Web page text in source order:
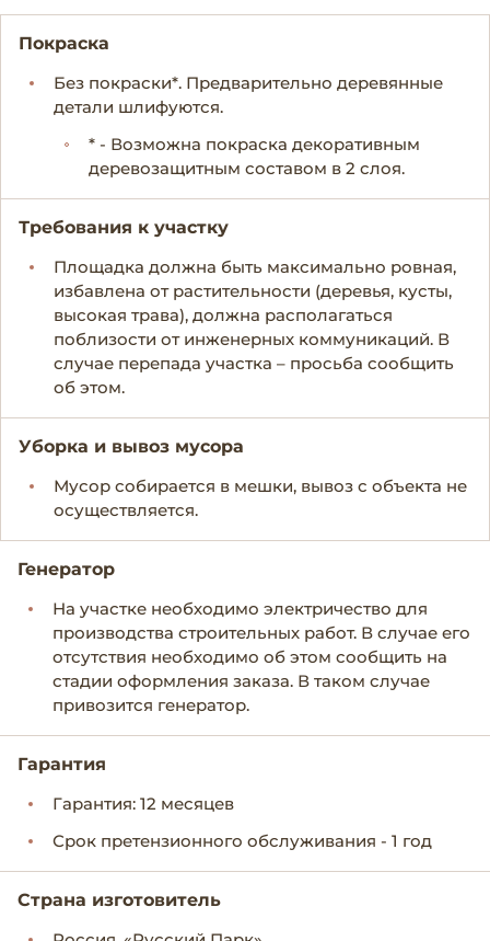
Покраска
Без покраски*. Предварительно деревянные
детали шлифуются.
* - Возможна покраска декоративным
деревозащитным составом в 2 слоя.
Требования к участку
Площадка должна быть максимально ровная,
избавлена от растительности (деревья, кусты,
высокая трава), должна располагаться
поблизости от инженерных коммуникаций. В
случае перепада участка – просьба сообщить
об этом.
Уборка и вывоз мусора
Мусор собирается в мешки, вывоз с объекта не
осуществляется.
Генератор
На участке необходимо электричество для
производства строительных работ. В случае его
отсутствия необходимо об этом сообщить на
стадии оформления заказа. В таком случае
привозится генератор.
Гарантия
Гарантия: 12 месяцев
Срок претензионного обслуживания - 1 год
Страна изготовитель